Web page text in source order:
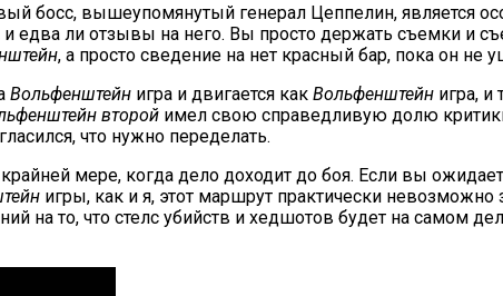
босс, вышеупомянутый генерал Цеппелин, является
и едва ли отзывы на него. Вы просто держать съемки
, а просто сведение на нет красный бар, пока он не
Вольфенштейн игра и двигается как Вольфенштейн игра,
второй имел свою справедливую долю
что нужно переделать.
мере, когда дело доходит до боя. Если вы
игры, как и я, этот маршрут практически
на то, что стелс убийств и хедшотов будет на самом